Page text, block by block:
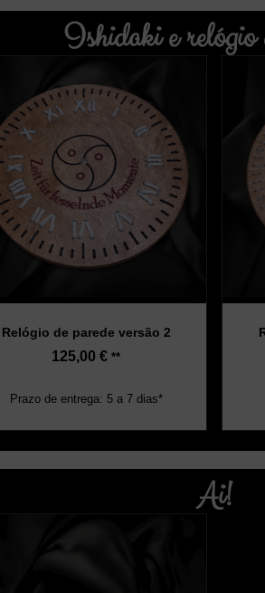
Ishidaki e relógio
Relógio de parede versão 2
125,00 € **
Prazo de entrega: 5 a 7 dias*
Ai!